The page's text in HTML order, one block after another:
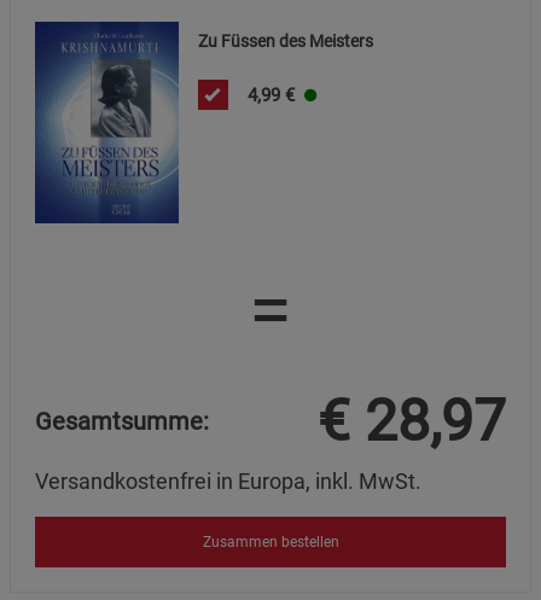
Zu Füssen des Meisters
4,99 €
=
Gesamtsumme: € 28,97
Versandkostenfrei in Europa, inkl. MwSt.
Zusammen bestellen